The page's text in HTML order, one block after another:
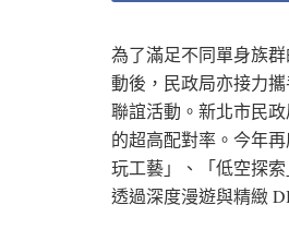
為了滿足不同單身族
動後，民政局亦接力
聯誼活動。新北市民
的超高配對率。今年
玩工藝」、「低空探
透過深度漫遊與精緻